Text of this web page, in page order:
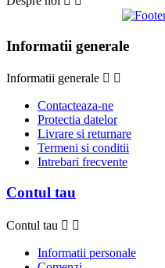
Informatii generale
Informatii generale  
Contacteaza-ne
Protectia datelor
Livrare si returnare
Termeni si conditii
Intrebari frecvente
Contul tau
Contul tau  
Informatii personale